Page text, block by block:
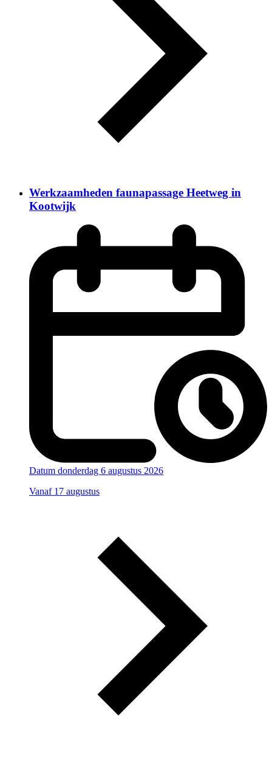
Werkzaamheden faunapassage Heetweg in
Kootwijk
Datum donderdag 6 augustus 2026
Vanaf 17 augustus